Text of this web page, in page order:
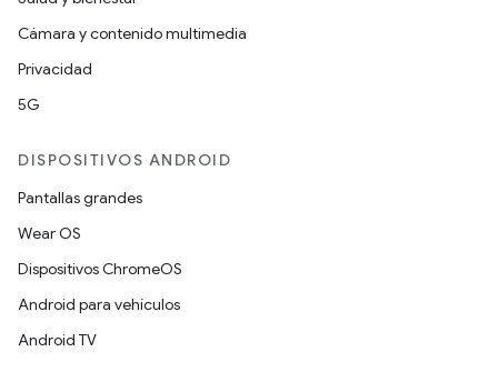
Cámara y contenido multimedia
Privacidad
5G
DISPOSITIVOS ANDROID
Pantallas grandes
Wear OS
Dispositivos ChromeOS
Android para vehículos
Android TV